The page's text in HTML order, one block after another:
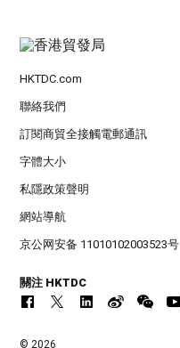
HKTDC.com
聯絡我們
訂閱商貿全接觸電郵通訊
字體大小
私隱政策聲明
網站導航
京公网安备 11010102003523号
關注 HKTDC
© 2026